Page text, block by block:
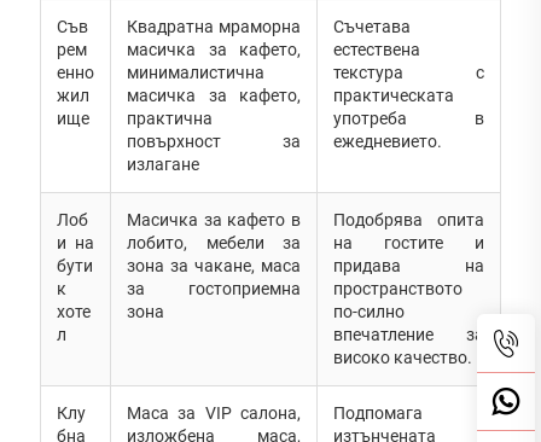
Съв
рем
енно
жил
ище
Квадратна мраморна
масичка за кафето,
минималистична
масичка за кафето,
практична
повърхност за
излагане
Съчетава
естествена
текстура с
практическата
употреба в
ежедневието.
Лоб
и на
бути
к
хоте
л
Масичка за кафето в
лобито, мебели за
зона за чакане, маса
за гостоприемна
зона
Подобрява опита
на гостите и
придава на
пространството
по-силно
впечатление за
високо качество.
Клу
бна
Маса за VIP салона,
изложбена маса,
Подпомага
изтънчената